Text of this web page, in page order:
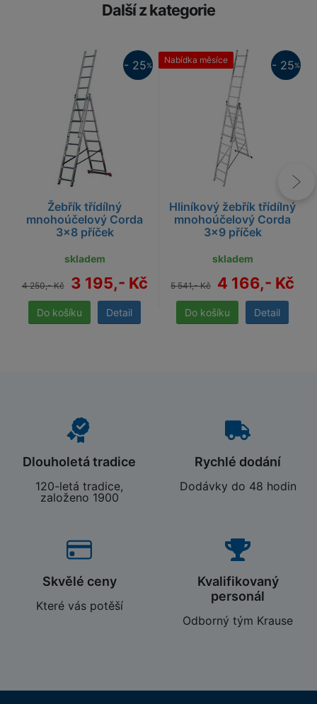
Další z kategorie
Žebřík třídílný
mnohoúčelový Corda
3x8 příček
skladem
4 250,- Kč 3 195,- Kč
Detail
- 25%
Hliníkový žebřík třídílný
mnohoúčelový Corda
3x9 příček
Nabídka měsíce
skladem
5 541,- Kč 4 166,- Kč
Detail
- 25%
Dlouholetá tradice
120-letá tradice,
založeno 1900
Rychlé dodání
Dodávky do 48 hodin
Skvělé ceny
Které vás potěší
Kvalifikovaný
personál
Odborný tým Krause